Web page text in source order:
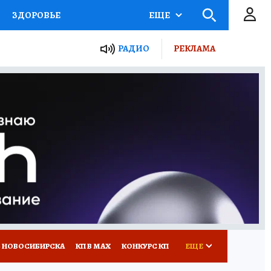
ЗДОРОВЬЕ
Я ЗНАЮ СЕМЬЯ
ЕЩЕ
РАДИО РЕКЛАМА
КП В МАХ КОНКУРС КП ЕЩЕ